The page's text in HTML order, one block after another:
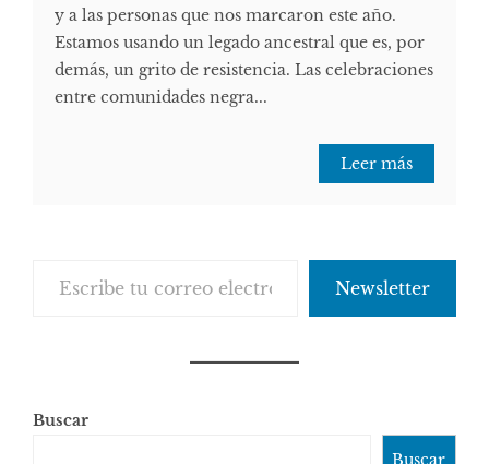
y a las personas que nos marcaron este año.
Estamos usando un legado ancestral que es, por
demás, un grito de resistencia. Las celebraciones
entre comunidades negra...
Leer más
Newsletter
Buscar
Buscar